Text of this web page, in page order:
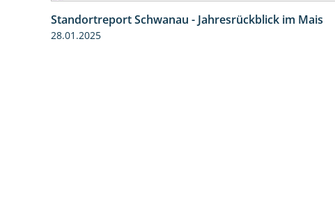
Standortreport Schwanau - Jahresrückblick im Mais
28.01.2025